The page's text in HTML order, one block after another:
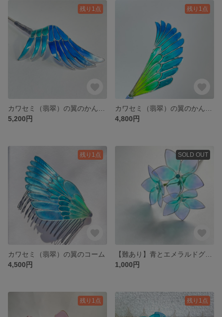
残り1点
5,200円
残り1点
4,800円
残り1点
カワセミ（翡翠）の翼のコーム
4,500円
SOLD OUT
1,000円
残り1点 残り1点